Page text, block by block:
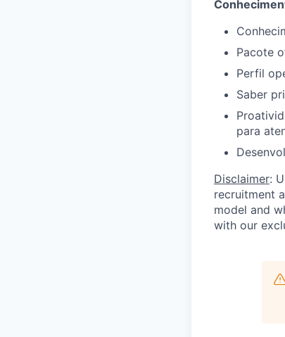
Pacote
Perfil
Saber
para
Disclaimer:
recruitment
model and
with our